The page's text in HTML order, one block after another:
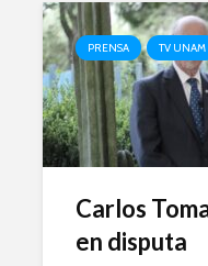
PRENSA TV UNAM
Carlos
en disputa